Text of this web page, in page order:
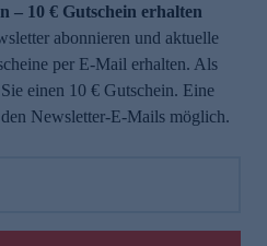
– 10 € Gutschein erhalten
abonnieren und aktuelle
per E-Mail erhalten. Als
einen 10 € Gutschein. Eine
Newsletter-E-Mails möglich.